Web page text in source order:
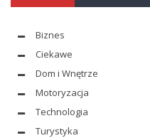
Biznes
Ciekawe
Dom i Wnętrze
Motoryzacja
Technologia
Turystyka